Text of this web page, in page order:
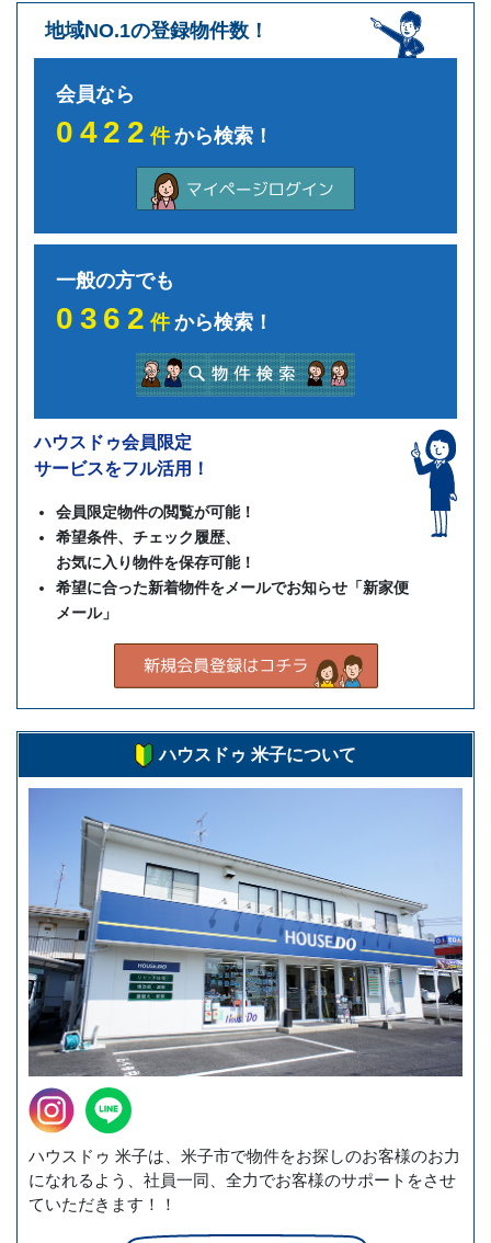
地域NO.1の登録物件数！
会員なら
0422件から検索！
一般の方でも
0362件から検索！
ハウスドゥ会員限定
サービスをフル活用！
会員限定物件の閲覧が可能！
希望条件、チェック履歴、
お気に入り物件を保存可能！
希望に合った新着物件をメールでお知らせ「新家便
メール」
ハウスドゥ 米子について
ハウスドゥ 米子は、米子市で物件をお探しのお客様のお力
になれるよう、社員一同、全力でお客様のサポートをさせ
ていただきます！！